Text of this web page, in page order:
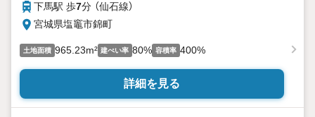
下馬駅 歩7分 （仙石線）
宮城県塩竈市錦町
土地面積 965.23m² 建ぺい率 80% 容積率 400%
詳細を見る